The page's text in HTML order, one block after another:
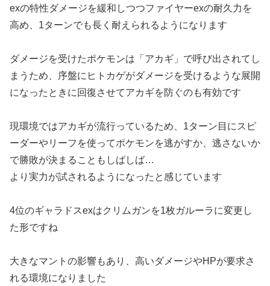
exの特性ダメージを緩和しつつファイヤーexの耐久力を
高め、1ターンでも長く耐えられるようになります
ダメージを受けたポケモンは「アカギ」で呼び出されてし
まうため、序盤にヒトカゲがダメージを受けるような展開
になったときに回復させてアカギを防ぐのも有効です
現環境ではアカギが流行っているため、1ターン目にスピ
ーダーやリーフを使ってポケモンを逃がすか、逃さないか
で勝敗が決まることもしばしば…
より実力が試されるようになったと感じています
4位のギャラドスexはクリムガンを1枚ガルーラに変更し
た形ですね
大きなマントの影響もあり、高いダメージやHPが要求さ
れる環境になりました